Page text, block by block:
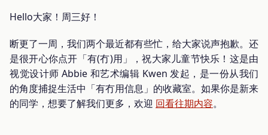
Hello大家！周三好！
断更了一周，我们两个最近都有些忙，给大家说声抱歉。还
是很开心你点开「有(冇)用」，祝大家儿童节快乐！这是由
视觉设计师 Abbie 和艺术编辑 Kwen 发起，是一份从我们
的角度捕捉生活中「有冇用信息」的收藏室。如果你是新来
的同学，想要了解我们更多，欢迎 回看往期内容。